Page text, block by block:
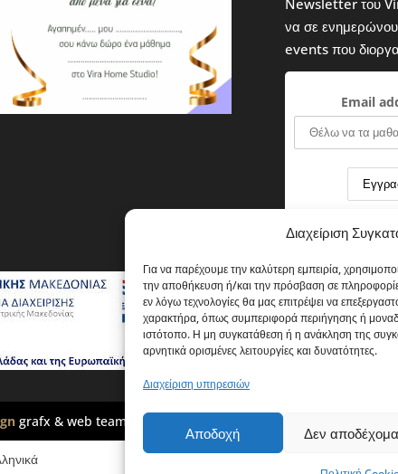
Διαχείριση
Για να παρέχουμε την καλύτερη εμπειρία,
την αποθήκευση ή/και την πρόσβαση σε
εν λόγω τεχνολογίες θα μας επιτρέψει να
χαρακτήρα, όπως συμπεριφορά περιήγησης ή
ιστότοπο. Η μη συγκατάθεση ή η ανάκληση της
αρνητικά ορισμένες λειτουργίες και δυνατότητες.
Διαχείριση υπηρεσιών
Αποδοχή Δεν
Newsletter του
να σε
events που
Email
grafx & web team